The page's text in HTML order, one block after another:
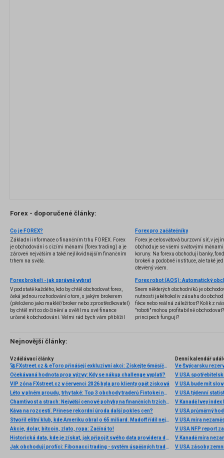
Forex - doporučené články:
Co je FOREX?
Základní informace o finančním trhu FOREX. Forex
je obchodování s cizími měnami (forex trading) a je
zároveň největším a také nejlikvidnějším finančním
trhem na světě.
Forex pro začátečníky
Forex je celosvětová burzovní síť, v
obchoduje se všemi světovými
koruny. Na forexu obchodují banky,
brokeři a podobné instituce, ale také
otevřený všem.
Forex brokeři - jak správně vybrat
V podstatě každého, kdo by chtěl obchodovat forex,
čeká jednou rozhodování o tom, s jakým brokerem
(přeloženo jako makléř/broker nebo zprostředkovatel)
by chtěl mít co do činění a svěřil mu své finance
určené k obchodování. Velmi rád bych vám přiblížil
několik příkladů nejznámějších z nich.
Snem některých obchodníků je
nutnosti jakéhokoliv zásahu do
fikce nebo reálná záležitost? Kolik z
"roboti" mohou profitabilně
principech fungují?
Nejnovější články:
Vzdělávací články
🚀 FXstreet.cz & eToro přinášejí exkluzivní akci: Získejte 6měsíční členství ve VIP zóně ZDARMA
Očekávaná hodnota prop výzvy: Kdy se nákup challenge vyplatí?
VIP zóna FXstreet.cz v červenci 2026 byla pro klienty opět zisková
Léto v plném proudu, trhy také: Top 3 obchody traderů Fintokei na indexech a zlatě
Chamtivost a strach: Největší cenové pohyby na finančních trzích (červenec 2026)
Káva na rozcestí. Přinese rekordní úroda další pokles cen?
Stvořil elitní klub, kde Ameriku obral o 65 miliard. Madoff řídil největší Ponzi dějin
Akcie, dolar, bitcoin, zlato, ropa: Začíná to!
Historická data, kde je získat, jak připojit svého data providera do MultiCharts a proč je budeme potřebovat? (4. díl)
Jak obchodují profíci: Fibonacci trading - systém úspěšných traderů
Denní kalendář
Ve Švýcarsku
V USA
V USA bude mít
V USA týdenní
V Kanadě Ivey index
V USA průměrný
V USA míra
V USA NFP report
V Kanadě míra
V USA zásoby